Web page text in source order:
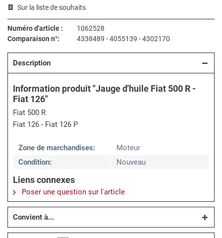
Sur la liste de souhaits
Numéro d'article :
1062528
Comparaison n°:
4338489 - 4055139 - 4302170
Description
Information produit "Jauge d'huile Fiat 500 R -
Fiat 126"
Fiat 500 R
Fiat 126 - Fiat 126 P
Zone de marchandises:
Moteur
Condition:
Nouveau
Liens connexes
Poser une question sur l'article
Convient à...